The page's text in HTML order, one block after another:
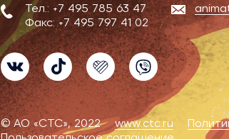
Тел.: +7 495 785 63 47
Факс:+7 495 797 41 02
VK TikTok Likee Viber
© АО «СТС», 2022 www.ctc.ru